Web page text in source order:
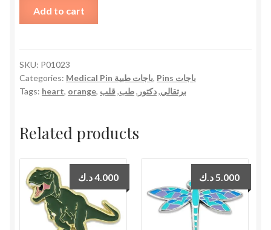
قلب
برتقالي
quantity
Add to cart
SKU: P01023
Categories:
Medical Pin باجات طبية,
Pins باجات
Tags: heart, orange, برتقالي,دكتور ,طب,قلب
Related products
4.000د.ك 5.000 د.ك